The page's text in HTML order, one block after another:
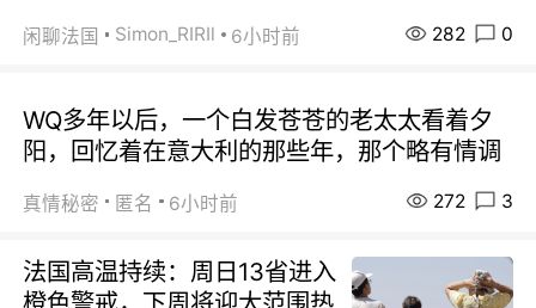
闲聊法国 Simon_RIRIl 6小时前 282 0
WQ多年以后，一个白发苍苍的老太太看着夕
阳，回忆着在意大利的那些年，那个略有情调
真情秘密 匿名 6小时前 272 3
法国高温持续：周日13省进入